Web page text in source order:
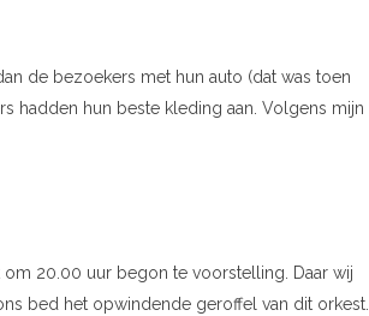
de bezoekers met hun auto (dat was toen
hadden hun beste kleding aan. Volgens mijn
20.00 uur begon te voorstelling. Daar wij
bed het opwindende geroffel van dit orkest.